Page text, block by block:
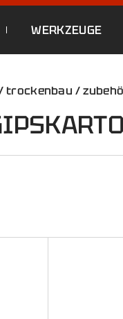
WERKZEUGE
trockenbau /